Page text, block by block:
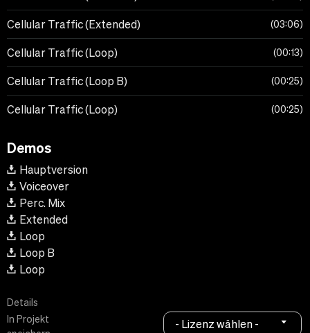
Cellular Traffic (Extended) 03:06
Cellular Traffic (Loop) 00:13
Cellular Traffic (Loop B) 00:25
Cellular Traffic (Loop) 00:25
Demos
Hauptversion
Voiceover
Perc. Mix
Extended
Loop
Loop B
Loop
Details
In Projekt
- Lizenz wählen -